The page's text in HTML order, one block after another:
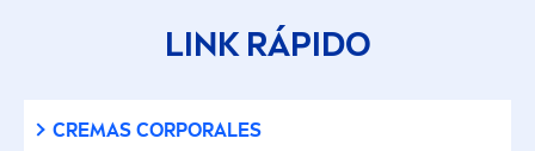
LINK RÁPIDO
CREMAS CORPORALES